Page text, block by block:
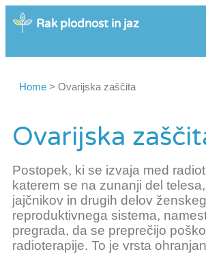
Rak plodnost in jaz
Home > Ovarijska zaščita
Ovarijska
Postopek, ki se izvaja med
katerem se na zunanji del
jajčnikov in drugih delov
reproduktivnega sistema,
pregrada, da se preprečijo
radioterapije. To je vrsta